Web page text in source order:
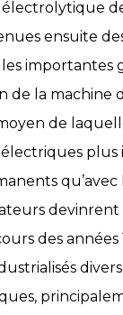
ensuite
importantes
de la machine
de
plus
qu’avec
devinrent
des